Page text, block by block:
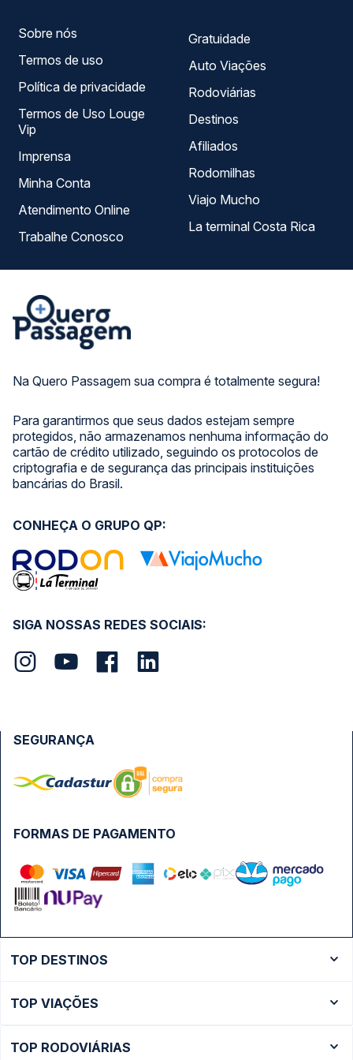
Na Quero Passagem sua compra é totalmente segura!
Para garantirmos que seus dados estejam sempre
protegidos, não armazenamos nenhuma informação do
cartão de crédito utilizado, seguindo os protocolos de
criptografia e de segurança das principais instituições
bancárias do Brasil.
Sobre nós
Termos de uso
Política de privacidade
Termos de Uso Louge
Vip
Imprensa
Minha Conta
Atendimento Online
Trabalhe Conosco
Gratuidade
Auto Viações
Rodoviárias
Destinos
Afiliados
Rodomilhas
Viajo Mucho
La terminal Costa Rica
SIGA NOSSAS REDES SOCIAIS:
CONHEÇA O GRUPO QP:
FORMAS DE PAGAMENTO
SEGURANÇA
TOP DESTINOS
Ônibus São Paulo
TOP VIAÇÕES
TOP RODOVIÁRIAS